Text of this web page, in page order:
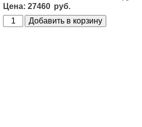
27460